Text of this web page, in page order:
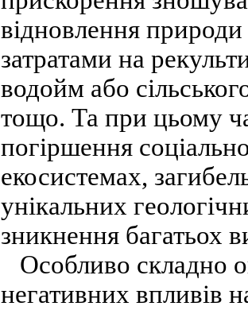
відновлення
затратами на
водойм або
тощо. Та при цьому
погіршення
екосистемах,
унікальних
зникнення багатьох
Особливо складно
негативних впливів